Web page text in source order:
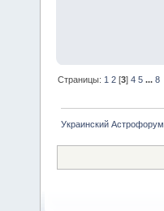
Страницы: 1 2 [3]4 5 ...8
Украинский Астрофорум